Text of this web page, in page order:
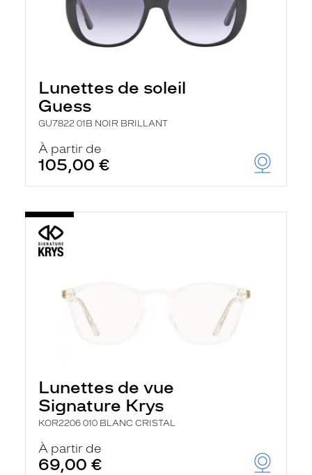
Lunettes de soleil
Guess
GU7822 01B NOIR BRILLANT
À partir de
105,00 €
Lunettes de vue
Signature Krys
KOR2206 010 BLANC CRISTAL
À partir de
69,00 €